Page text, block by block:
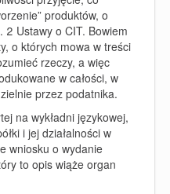
produktów, o
2 Ustawy o CIT. Bowiem
o których mowa w treści
rzeczy, a więc
w całości, w
przez podatnika.
na wykładni językowej,
i jej działalności w
wniosku o wydanie
to opis wiąże organ